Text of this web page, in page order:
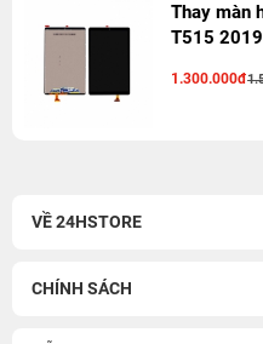
Thay màn
T515 2019
1.300.000đ
VỀ 24HSTORE
CHÍNH SÁCH